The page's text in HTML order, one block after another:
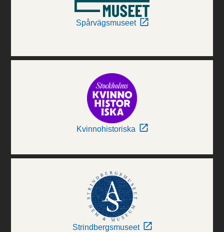
Spårvägsmuseet
Kvinnohistoriska
Strindbergsmuseet